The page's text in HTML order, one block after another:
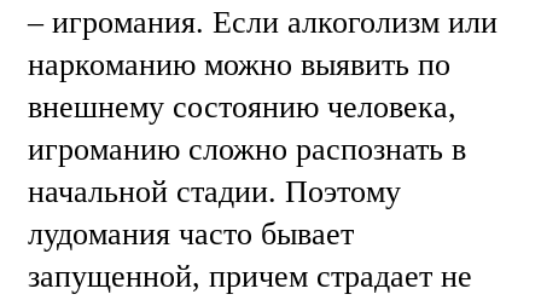
– игромания. Если алкоголизм или
наркоманию можно выявить по
внешнему состоянию человека,
игроманию сложно распознать в
начальной стадии. Поэтому
лудомания часто бывает
запущенной, причем страдает не